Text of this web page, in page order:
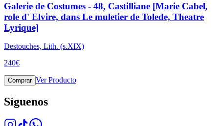
Galerie de Costumes - 48, Castilliane [Marie Cabel,
role d' Elvire, dans Le muletier de Tolede, Theatre
Lyrique]
Destouches, Lith. (s.XIX)
240€
Comprar Ver Producto
Síguenos